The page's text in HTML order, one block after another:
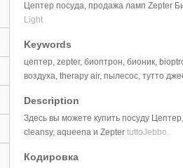
Цептер посуда, продажа ламп Zepter
Light
Keywords
цептер, zepter, биоптрон, бионик,
воздуха, therapy air, пылесос, тутто
Description
Здесь вы можете купить посуду
cleansy, aqueena и Zepter tuttoJebbo.
Кодировка